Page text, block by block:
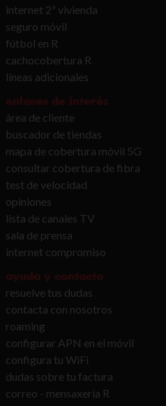
internet 2ª vivienda
seguro móvil
fútbol en R
cachocobertura R
líneas adicionales
enlaces de interés
área de cliente
buscador de tiendas
mapa de cobertura móvil 5G
consultar cobertura de fibra
test de velocidad
opiniones
lista de canales TV
sala de prensa
internet compromiso
ayuda y contacto
resuelve tus dudas
contacta con nosotros
roaming
configurar APN en el móvil
configura tu WiFi
dudas sobre tu factura
correo - mensaxería R